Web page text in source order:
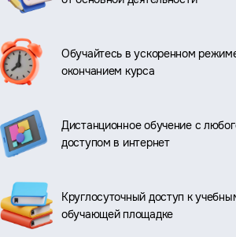
Обучайтесь в ускоренном
окончанием курса
Дистанционное обучение с
доступом в интернет
Круглосуточный доступ к
обучающей площадке